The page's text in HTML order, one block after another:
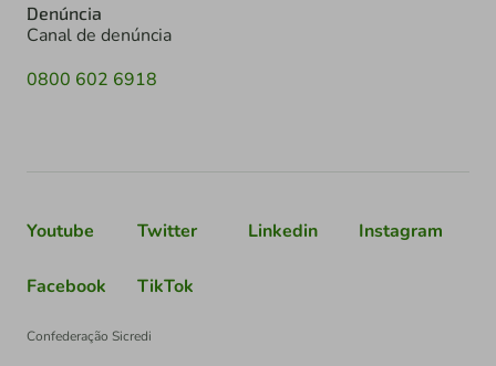
Denúncia
Canal de denúncia
0800 602 6918
Youtube Twitter Linkedin Instagram
Facebook TikTok
Confederação Sicredi